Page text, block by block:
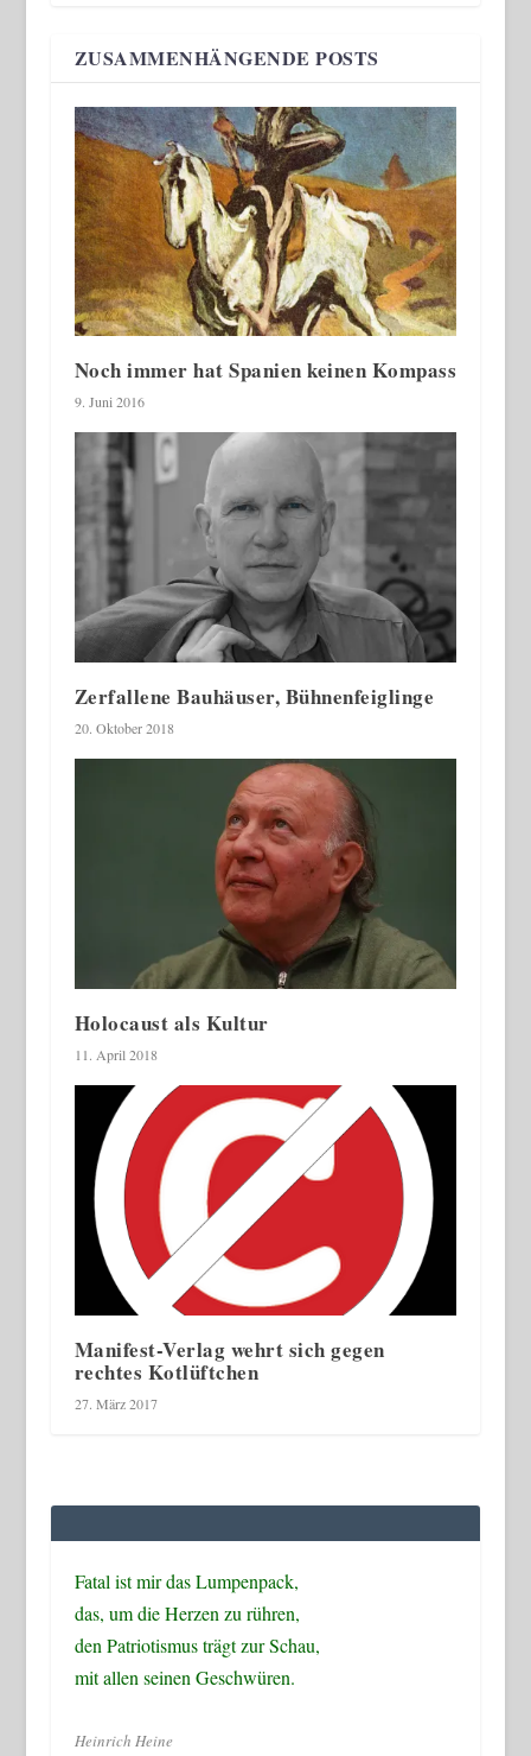
ZUSAMMENHÄNGENDE POSTS
Noch immer hat Spanien keinen Kompass
9. Juni 2016
Zerfallene Bauhäuser, Bühnenfeiglinge
20. Oktober 2018
Holocaust als Kultur
11. April 2018
Manifest-Verlag wehrt sich gegen
rechtes Kotlüftchen
27. März 2017
Fatal ist mir das Lumpenpack,
das, um die Herzen zu rühren,
den Patriotismus trägt zur Schau,
mit allen seinen Geschwüren.
Heinrich Heine